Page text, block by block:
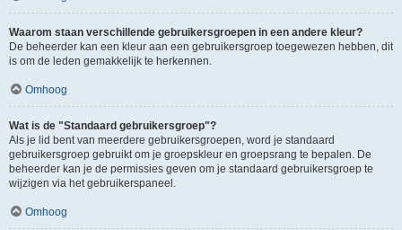
Waarom staan verschillende gebruikersgroepen in een andere kleur?
De beheerder kan een kleur aan een gebruikersgroep toegewezen hebben, dit
is om de leden gemakkelijk te herkennen.
Omhoog
Wat is de "Standaard gebruikersgroep"?
Als je lid bent van meerdere gebruikersgroepen, word je standaard
gebruikersgroep gebruikt om je groepskleur en groepsrang te bepalen. De
beheerder kan je de permissies geven om je standaard gebruikersgroep te
wijzigen via het gebruikerspaneel.
Omhoog